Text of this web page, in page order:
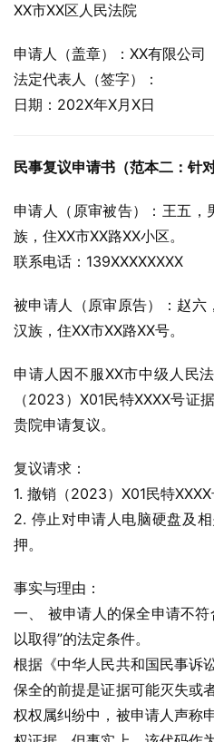
XX市XX区人民法院
申请人（盖章）：XX有限公司
法定代表人（签字）：
日期：202X年X月X日
民事复议申请书（范本二：针
申请人（原审被告）：王五，
族，住XX市XX路XX小区。
联系电话：139XXXXXXXX
被申请人（原审原告）：赵六
汉族，住XX市XX路XX号。
申请人因不服XX市中级人民
（2023）X01民特XXXX号证
贵院申请复议。
复议请求：
1. 撤销（2023）X01民特XXXX
2. 停止对申请人电脑硬盘及
押。
事实与理由：
一、 被申请人的保全申请不
以取得”的法定条件。
根据《中华人民共和国民事诉
保全的前提是证据可能灭失或
权权属纠纷中，被申请人声称